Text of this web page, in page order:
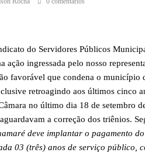
do Servidores Públicos
ação ingressada pelo nosso
favorável que condena o município
retroagindo aos últimos cinco
no último dia 18 de setembro
a correção dos triênios.
deve implantar o pagamento
03 (três) anos de serviço público,